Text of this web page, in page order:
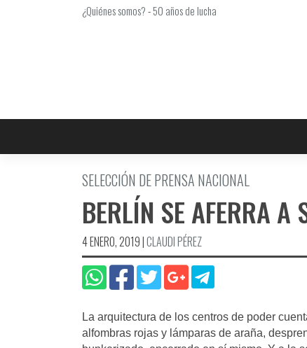
¿Quiénes somos?-50 años de lucha
SELECCIÓN DE PRENSA NACIONAL
BERLÍ­N SE AFERRA A
4 ENERO, 2019|CLAUDI PÉREZ
La arquitectura de los centros de poder
alfombras rojas y lámparas de araña,